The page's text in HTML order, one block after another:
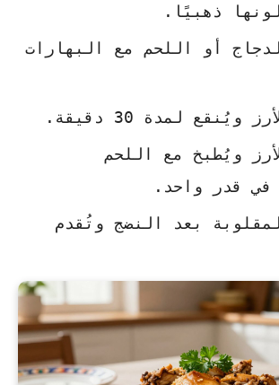
ذهبيًا.
أو اللحم مع البهارات
ويُنقع لمدة 30 دقيقة.
ويُطبخ مع اللحم
في قدر واحد.
بعد النضج وتُقدم